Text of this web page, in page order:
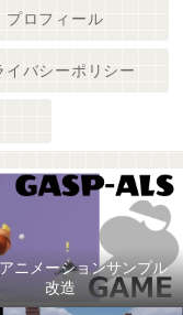
プロフィール
イバシーポリシー
ニメーションサンプル
改造